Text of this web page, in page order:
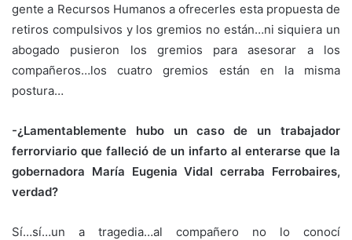
gente a Recursos Humanos a ofrecerles esta propuesta de
retiros compulsivos y los gremios no están…ni siquiera un
abogado pusieron los gremios para asesorar a los
compañeros…los cuatro gremios están en la misma
postura…
-¿Lamentablemente hubo un caso de un trabajador
ferrorviario que falleció de un infarto al enterarse que la
gobernadora María Eugenia Vidal cerraba Ferrobaires,
verdad?
Sí…sí…un a tragedia…al compañero no lo conocí